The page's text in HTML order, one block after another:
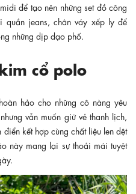
để tạo nên những set đồ công
quần jeans, chân váy xếp ly để
những dịp dạo phố.
cổ polo
hảo cho những cô nàng yêu
vẫn muốn giữ vẻ thanh lịch,
kết hợp cùng chất liệu len dệt
này mang lại sự thoải mái tuyệt